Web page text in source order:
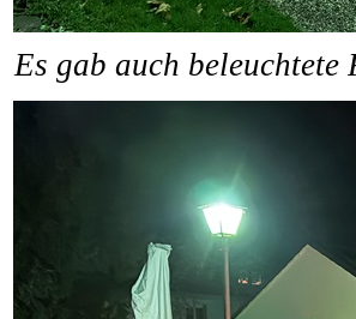
Es gab auch beleuchtete